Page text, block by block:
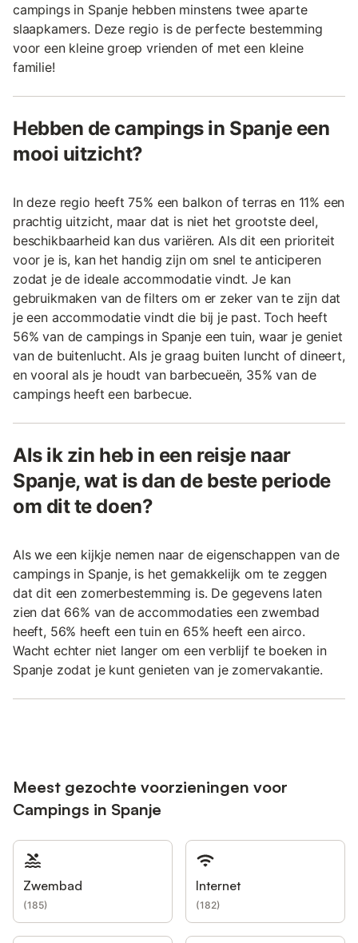
campings in Spanje hebben minstens twee aparte
slaapkamers. Deze regio is de perfecte bestemming
voor een kleine groep vrienden of met een kleine
familie!
Hebben de campings in Spanje een
mooi uitzicht?
In deze regio heeft 75% een balkon of terras en 11% een
prachtig uitzicht, maar dat is niet het grootste deel,
beschikbaarheid kan dus variëren. Als dit een prioriteit
voor je is, kan het handig zijn om snel te anticiperen
zodat je de ideale accommodatie vindt. Je kan
gebruikmaken van de filters om er zeker van te zijn dat
je een accommodatie vindt die bij je past. Toch heeft
56% van de campings in Spanje een tuin, waar je geniet
van de buitenlucht. Als je graag buiten luncht of dineert,
en vooral als je houdt van barbecueën, 35% van de
campings heeft een barbecue.
Als ik zin heb in een reisje naar
Spanje, wat is dan de beste periode
om dit te doen?
Als we een kijkje nemen naar de eigenschappen van de
campings in Spanje, is het gemakkelijk om te zeggen
dat dit een zomerbestemming is. De gegevens laten
zien dat 66% van de accommodaties een zwembad
heeft, 56% heeft een tuin en 65% heeft een airco.
Wacht echter niet langer om een verblijf te boeken in
Spanje zodat je kunt genieten van je zomervakantie.
Meest gezochte voorzieningen voor
Campings in Spanje
Zwembad
(185)
Internet
(182)